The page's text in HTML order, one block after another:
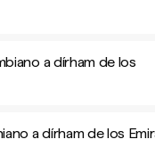
a dírham de los
a dírham de los